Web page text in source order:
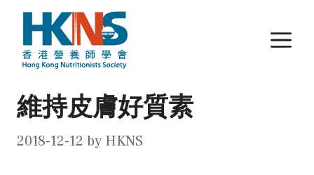
Skip
content
維持皮膚好質素
2018-12-12 by HKNS